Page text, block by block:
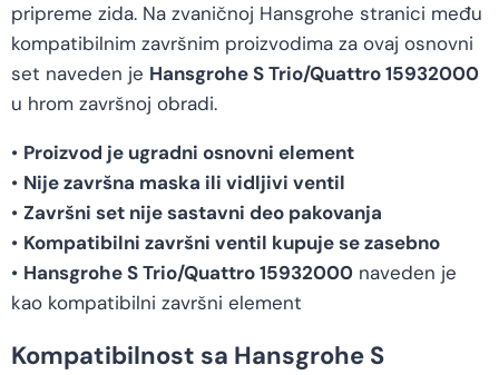
pripreme zida. Na zvaničnoj Hansgrohe stranici među
kompatibilnim završnim proizvodima za ovaj osnovni
set naveden je Hansgrohe S Trio/Quattro 15932000
u hrom završnoj obradi.
• Proizvod je ugradni osnovni element
• Nije završna maska ili vidljivi ventil
• Završni set nije sastavni deo pakovanja
• Kompatibilni završni ventil kupuje se zasebno
• Hansgrohe S Trio/Quattro 15932000 naveden je
kao kompatibilni završni element
Kompatibilnost sa Hansgrohe S